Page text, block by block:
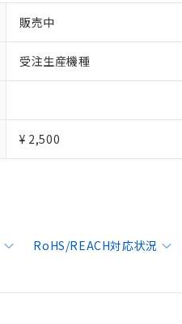
販売中
受注生産機種
¥ 2,500
RoHS/REACH対応状況